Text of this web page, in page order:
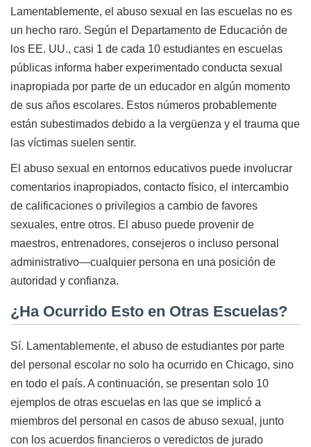
Lamentablemente, el abuso sexual en las escuelas no es
un hecho raro. Según el Departamento de Educación de
los EE. UU., casi 1 de cada 10 estudiantes en escuelas
públicas informa haber experimentado conducta sexual
inapropiada por parte de un educador en algún momento
de sus años escolares. Estos números probablemente
están subestimados debido a la vergüenza y el trauma que
las víctimas suelen sentir.
El abuso sexual en entornos educativos puede involucrar
comentarios inapropiados, contacto físico, el intercambio
de calificaciones o privilegios a cambio de favores
sexuales, entre otros. El abuso puede provenir de
maestros, entrenadores, consejeros o incluso personal
administrativo—cualquier persona en una posición de
autoridad y confianza.
¿Ha Ocurrido Esto en Otras Escuelas?
Sí. Lamentablemente, el abuso de estudiantes por parte
del personal escolar no solo ha ocurrido en Chicago, sino
en todo el país. A continuación, se presentan solo 10
ejemplos de otras escuelas en las que se implicó a
miembros del personal en casos de abuso sexual, junto
con los acuerdos financieros o veredictos de jurado